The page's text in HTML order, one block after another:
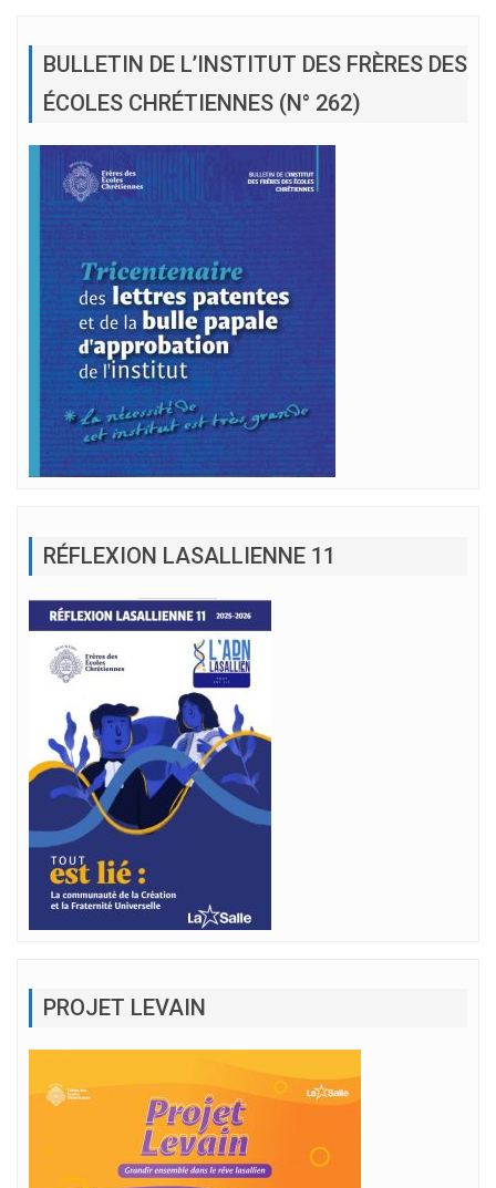
BULLETIN DE L’INSTITUT DES FRÈRES DES
ÉCOLES CHRÉTIENNES (N° 262)
RÉFLEXION LASALLIENNE 11
PROJET LEVAIN